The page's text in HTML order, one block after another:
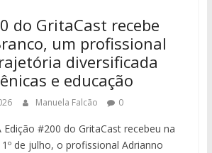
do GritaCast recebe
um profissional
diversificada
e educação
Manuela Falcão 0
#200 do GritaCast recebeu na
de julho, o profissional Adrianno